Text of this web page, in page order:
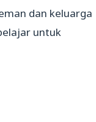
dan keluarga
untuk